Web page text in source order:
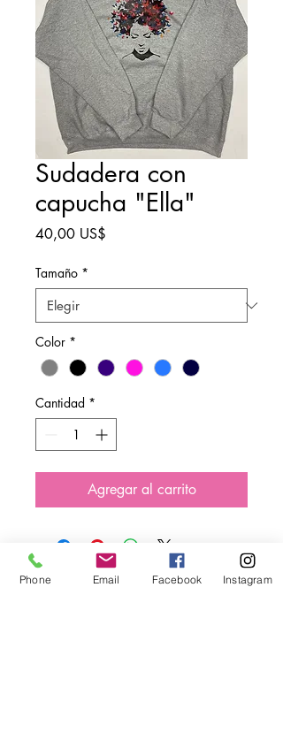
Sudadera con
capucha "Ella"
40,00 US$
Tamaño *
Color *
Cantidad *
Agregar al carrito
Phone Email Facebook Instagram